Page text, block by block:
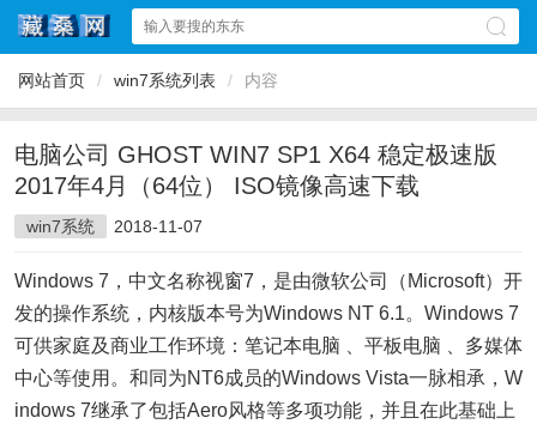
网站首页 / win7系统列表 / 内容
电脑公司 GHOST WIN7 SP1 X64 稳定极速版
2017年4月（64位） ISO镜像高速下载
win7系统 2018-11-07
Windows 7，中文名称视窗7，是由微软公司（Microsoft）开
发的操作系统，内核版本号为Windows NT 6.1。Windows 7
可供家庭及商业工作环境：笔记本电脑 、平板电脑 、多媒体
中心等使用。和同为NT6成员的Windows Vista一脉相承，W
indows 7继承了包括Aero风格等多项功能，并且在此基础上